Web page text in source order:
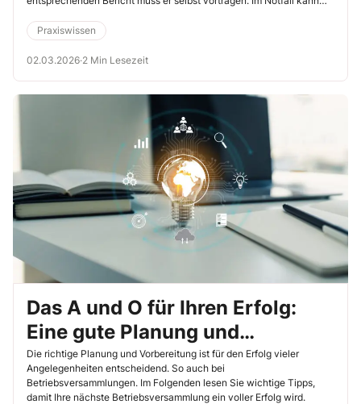
verbunden ist, dass er mindestens einmal pro Jahr selbst an einer
Betriebsversammlung teilnehmen muss. Allerdings werden sich
Arbeitgeber in der Regel die Chance auch nicht entgehen lassen.
Praxiswissen
02.03.2026·2 Min Lesezeit
Das A und O für Ihren Erfolg:
Eine gute Planung und
Vorbereitung der
Betriebsversammlung
Die richtige Planung und Vorbereitung ist für den Erfolg vieler
Angelegenheiten entscheidend. So auch bei
Betriebsversammlungen. Im Folgenden lesen Sie wichtige Tipps,
damit Ihre nächste Betriebsversammlung ein voller Erfolg wird.